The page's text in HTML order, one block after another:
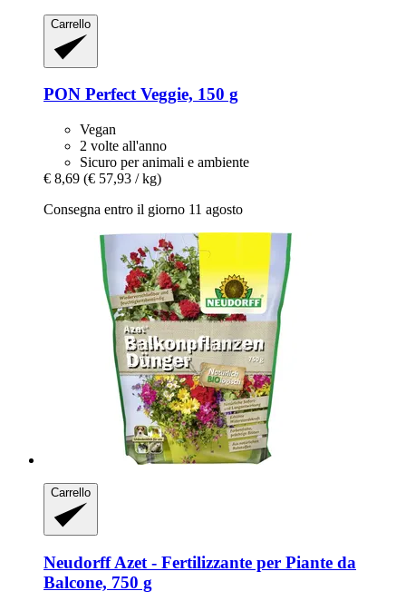
Carrello
PON Perfect Veggie, 150 g
Vegan
2 volte all'anno
Sicuro per animali e ambiente
€ 8,69 (€ 57,93 / kg)
Consegna entro il giorno 11 agosto
Carrello
NeudorffAzet -​ Fertilizzante per Piante da
Balcone, 750 g